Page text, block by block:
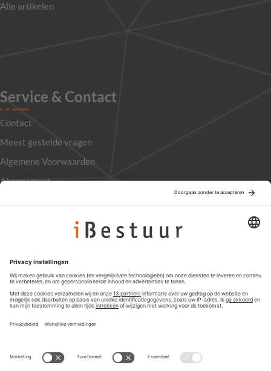
Alle artikelen
Service & Contact
Contact
Meest gestelde vragen
Algemene Voorwaarden
Abonnement
Privacyinstellingen